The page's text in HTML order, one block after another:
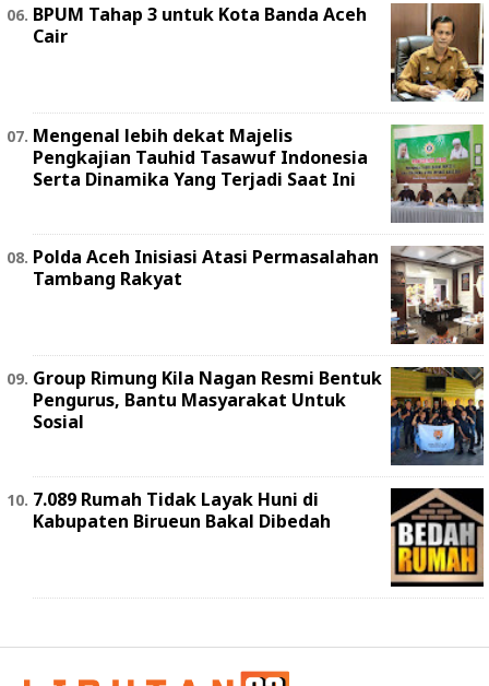
BPUM Tahap 3 untuk Kota Banda Aceh
Cair
Mengenal lebih dekat Majelis
Pengkajian Tauhid Tasawuf Indonesia
Serta Dinamika Yang Terjadi Saat Ini
Polda Aceh Inisiasi Atasi Permasalahan
Tambang Rakyat
Group Rimung Kila Nagan Resmi Bentuk
Pengurus, Bantu Masyarakat Untuk
Sosial
7.089 Rumah Tidak Layak Huni di
Kabupaten Birueun Bakal Dibedah